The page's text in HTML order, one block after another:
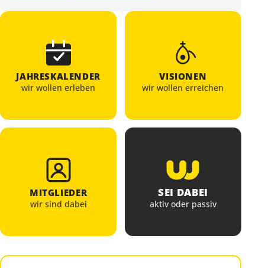
JAHRESKALENDER
wir wollen erleben
VISIONEN
wir wollen erreichen
MITGLIEDER
wir sind dabei
SEI DABEI
aktiv oder passiv